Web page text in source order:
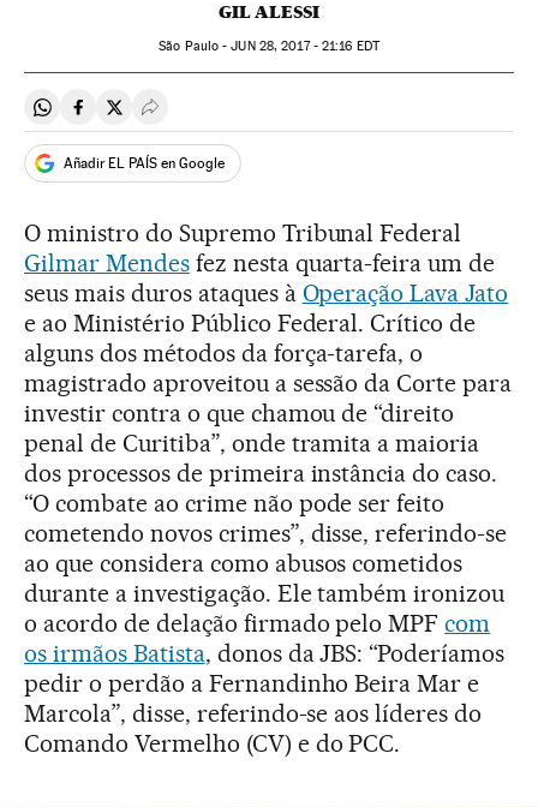
GIL ALESSI
São Paulo -JUN28, 2017 - 21:16 EDT
Compartir en Whatsapp
Compartir en Facebook
Compartir en Twitter
Desplegar Redes Sociales
Añadir EL PAÍS en Google
O ministro do Supremo Tribunal Federal
Gilmar Mendesfez nesta quarta-feira um de
seus mais duros ataques à Operação Lava Jato
e ao Ministério Público Federal. Crítico de
alguns dos métodos da força-tarefa, o
magistrado aproveitou a sessão da Corte para
investir contra o que chamou de “direito
penal de Curitiba”, onde tramita a maioria
dos processos de primeira instância do caso.
“O combate ao crime não pode ser feito
cometendo novos crimes”, disse, referindo-se
ao que considera como abusos cometidos
durante a investigação. Ele também ironizou
o acordo de delação firmado pelo MPFcom
os irmãos Batista, donos da JBS: “Poderíamos
pedir o perdão a Fernandinho Beira Mar e
Marcola”, disse, referindo-se aos líderes do
Comando Vermelho (CV) e do PCC.